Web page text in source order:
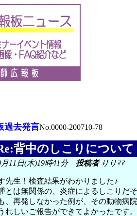
過去発言No.0000-200710-78
背中のしこりについて
11日(木)19時41分 投稿者りりﾏﾏ
先生！検査結果がわかりました♪
とは無関係の、炎症によるしこりだ
、再発しなかった例が、その動物病
れしいご報告ができてよかったです